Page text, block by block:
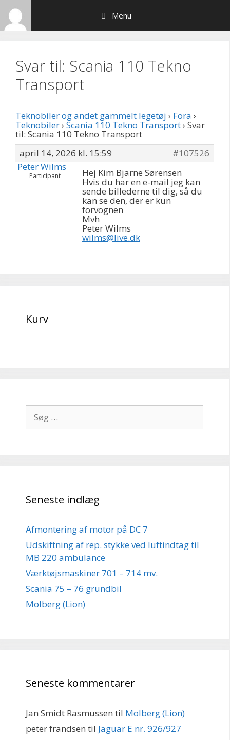
Hop
indhold
Menu
Svar til: Scania 110 Tekno
Transport
Teknobiler og andet gammelt legetøj › Fora ›
Teknobiler› Scania 110 Tekno Transport› Svar
til: Scania 110 Tekno Transport
april 14, 2026 kl. 15:59
#107526
Peter Wilms
Participant Hej Kim Bjarne Sørensen
Hvis du har en e-mail jeg kan
sende billederne til dig, så du
kan se den, der er kun
forvognen
Mvh
Peter Wilms
wilms@live.dk
Kurv
efter:
Seneste indlæg
Afmontering af motor på DC 7
Udskiftning af rep. stykke ved luftindtag til
MB 220 ambulance
Værktøjsmaskiner 701 – 714 mv.
Scania 75 – 76 grundbil
Molberg (Lion)
Seneste kommentarer
Jan Smidt Rasmussen til Molberg (Lion)
peter frandsen til Jaguar E nr. 926/927